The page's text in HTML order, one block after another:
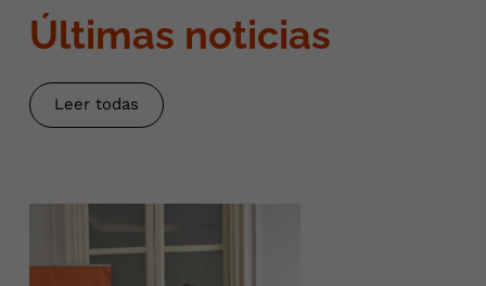
Últimas noticias
Leer todas